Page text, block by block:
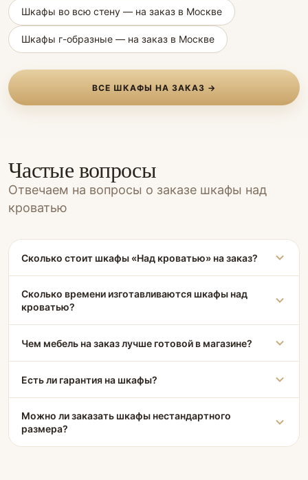
Шкафы во всю стену — на заказ в Москве
Шкафы г-образные — на заказ в Москве
ВСЕ ШКАФЫ НА ЗАКАЗ →
Частые вопросы
Отвечаем на вопросы о заказе шкафы над
кроватью
Сколько стоит шкафы «Над кроватью» на заказ?
Сколько времени изготавливаются шкафы над
кроватью?
Чем мебель на заказ лучше готовой в магазине?
Есть ли гарантия на шкафы?
Можно ли заказать шкафы нестандартного
размера?